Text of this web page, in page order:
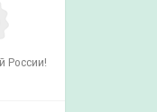
России!